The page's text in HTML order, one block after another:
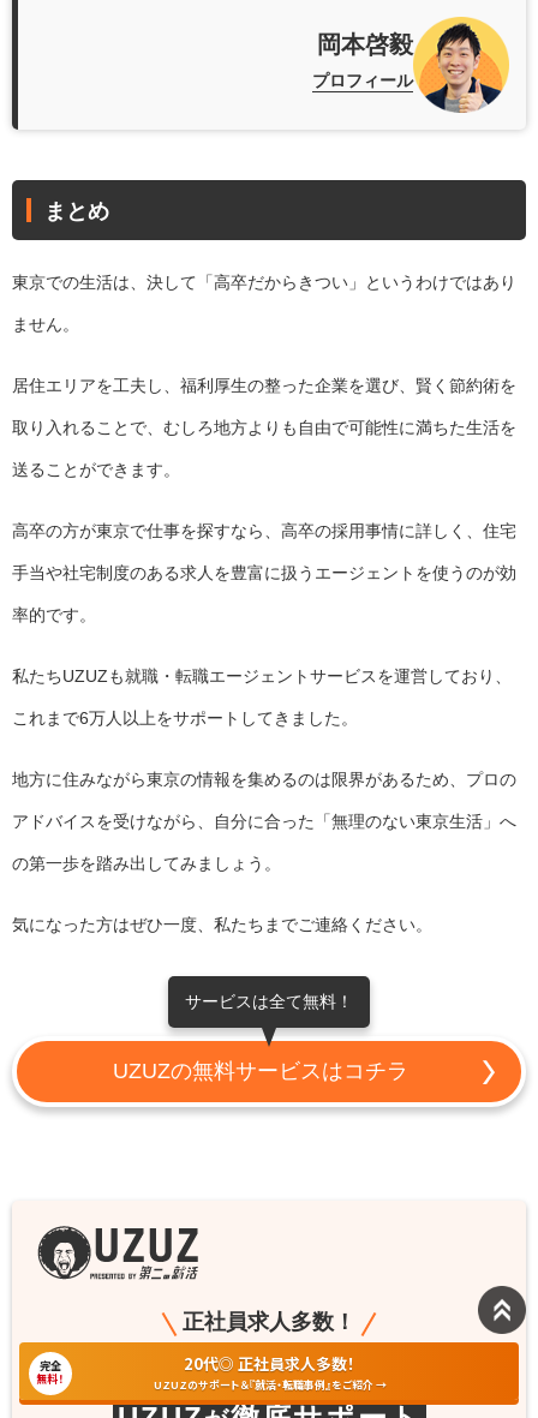
岡本啓毅
プロフィール
まとめ
東京での生活は、決して「高卒だからきつい」というわけではあり
ません。
居住エリアを工夫し、福利厚生の整った企業を選び、賢く節約術を
取り入れることで、むしろ地方よりも自由で可能性に満ちた生活を
送ることができます。
高卒の方が東京で仕事を探すなら、高卒の採用事情に詳しく、住宅
手当や社宅制度のある求人を豊富に扱うエージェントを使うのが効
率的です。
私たちUZUZも就職・転職エージェントサービスを運営しており、
これまで6万人以上をサポートしてきました。
地方に住みながら東京の情報を集めるのは限界があるため、プロの
アドバイスを受けながら、自分に合った「無理のない東京生活」へ
の第一歩を踏み出してみましょう。
気になった方はぜひ一度、私たちまでご連絡ください。
サービスは全て無料！
UZUZの無料サービスはコチラ
正社員求人多数！
あなたのキャリアを
完全
無料！
20代◎ 正社員求人多数！
UZUZのサポート＆『就活・転職事例』をご紹介 →